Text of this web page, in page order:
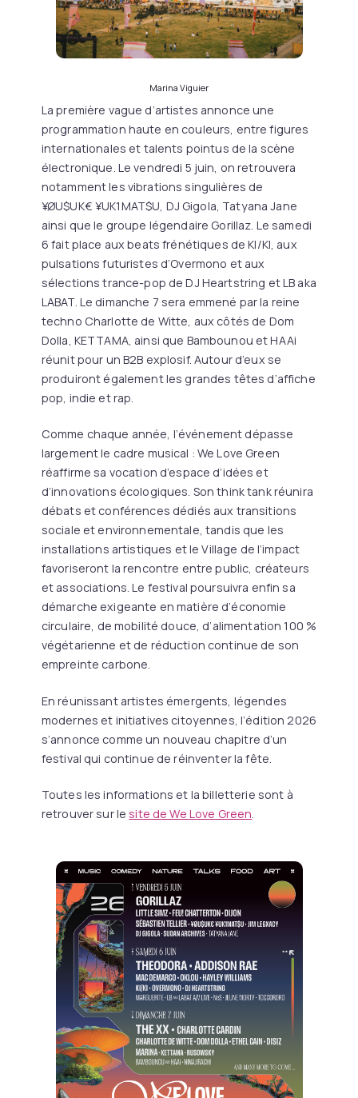
Marina Viguier
La première vague d’artistes annonce une
programmation haute en couleurs, entre figures
internationales et talents pointus de la scène
électronique. Le vendredi 5 juin, on retrouvera
notamment les vibrations singulières de
¥ØU$UK€ ¥UK1MAT$U, DJ Gigola, Tatyana Jane
ainsi que le groupe légendaire Gorillaz. Le samedi
6 fait place aux beats frénétiques de KI/KI, aux
pulsations futuristes d’Overmono et aux
sélections trance-pop de DJ Heartstring et LB aka
LABAT. Le dimanche 7 sera emmené par la reine
techno Charlotte de Witte, aux côtés de Dom
Dolla, KETTAMA, ainsi que Bambounou et HAAi
réunit pour un B2B explosif. Autour d’eux se
produiront également les grandes têtes d’affiche
pop, indie et rap.
Comme chaque année, l’événement dépasse
largement le cadre musical : We Love Green
réaffirme sa vocation d’espace d’idées et
d’innovations écologiques. Son think tank réunira
débats et conférences dédiés aux transitions
sociale et environnementale, tandis que les
installations artistiques et le Village de l’impact
favoriseront la rencontre entre public, créateurs
et associations. Le festival poursuivra enfin sa
démarche exigeante en matière d’économie
circulaire, de mobilité douce, d’alimentation 100 %
végétarienne et de réduction continue de son
empreinte carbone.
En réunissant artistes émergents, légendes
modernes et initiatives citoyennes, l’édition 2026
s’annonce comme un nouveau chapitre d’un
festival qui continue de réinventer la fête.
Toutes les informations et la billetterie sont à
retrouver sur le site de We Love Green.